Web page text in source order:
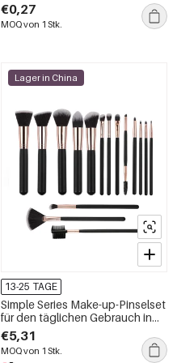
gemischten Farben und
Farbverläufen
€0,27
MOQ von 1 Stk.
Lager in China
13-25 TAGE
Simple Series Make-up-Pinselset
für den täglichen Gebrauch in
Unifarben
€5,31
MOQ von 1 Stk.